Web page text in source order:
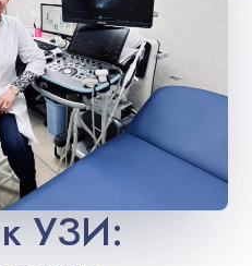
к УЗИ: